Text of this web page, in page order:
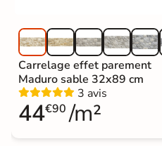
Carrelage effet parement
Maduro sable 32x89 cm
3 avis
44€90 /m²